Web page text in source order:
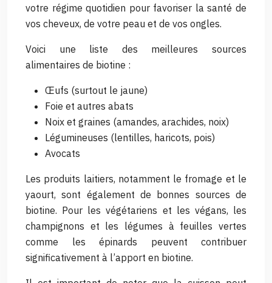
votre régime quotidien pour favoriser la santé de
vos cheveux, de votre peau et de vos ongles.
Voici une liste des meilleures sources
alimentaires de biotine :
Œufs (surtout le jaune)
Foie et autres abats
Noix et graines (amandes, arachides, noix)
Légumineuses (lentilles, haricots, pois)
Avocats
Les produits laitiers, notamment le fromage et le
yaourt, sont également de bonnes sources de
biotine. Pour les végétariens et les végans, les
champignons et les légumes à feuilles vertes
comme les épinards peuvent contribuer
significativement à l’apport en biotine.